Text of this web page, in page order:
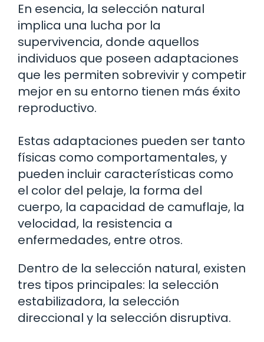
En esencia, la selección natural
implica una lucha por la
supervivencia, donde aquellos
individuos que poseen adaptaciones
que les permiten sobrevivir y competir
mejor en su entorno tienen más éxito
reproductivo.
Estas adaptaciones pueden ser tanto
físicas como comportamentales, y
pueden incluir características como
el color del pelaje, la forma del
cuerpo, la capacidad de camuflaje, la
velocidad, la resistencia a
enfermedades, entre otros.
Dentro de la selección natural, existen
tres tipos principales: la selección
estabilizadora, la selección
direccional y la selección disruptiva.